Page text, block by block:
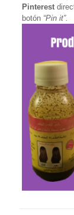
Pinterest
botón “Pin it”.